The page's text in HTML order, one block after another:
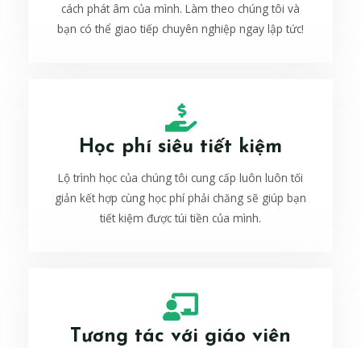
cách phát âm của mình. Làm theo chúng tôi và
bạn có thể giao tiếp chuyên nghiệp ngay lập tức!
Học phí siêu tiết kiệm
Lộ trình học của chúng tôi cung cấp luôn luôn tối
giản kết hợp cùng học phí phải chăng sẽ giúp bạn
tiết kiệm được túi tiền của mình.
Tương tác với giáo viên